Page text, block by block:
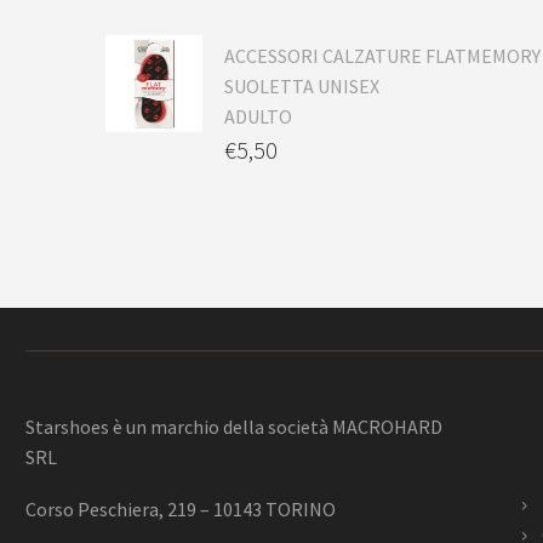
ACCESSORI CALZATURE FLATMEMORY
SUOLETTA UNISEX
ADULTO
€5,50
Starshoes è un marchio della società MACROHARD
SRL
Corso Peschiera, 219 – 10143 TORINO